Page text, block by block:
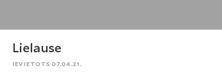
Lielause
IEVIETOTS 07.04.21.